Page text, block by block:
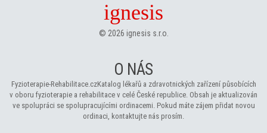
ignesis
© 2026 ignesis s.r.o.
O NÁS
Fyzioterapie-Rehabilitace.czKatalog lékařů a zdravotnických zařízení působících
v oboru fyzioterapie a rehabilitace v celé České republice. Obsah je aktualizován
ve spolupráci se spolupracujícími ordinacemi. Pokud máte zájem přidat novou
ordinaci, kontaktujte nás prosím.